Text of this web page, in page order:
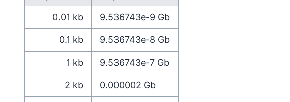
0.01 kb 9.536743e-9 Gb
0.1 kb 9.536743e-8 Gb
1 kb 9.536743e-7 Gb
2 kb 0.000002 Gb